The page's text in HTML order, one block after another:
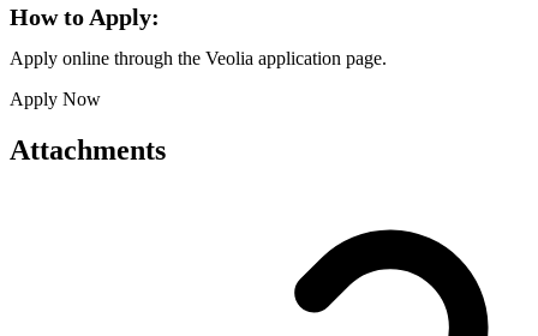
How to Apply:
Apply online through the Veolia application page.
Apply Now
Attachments